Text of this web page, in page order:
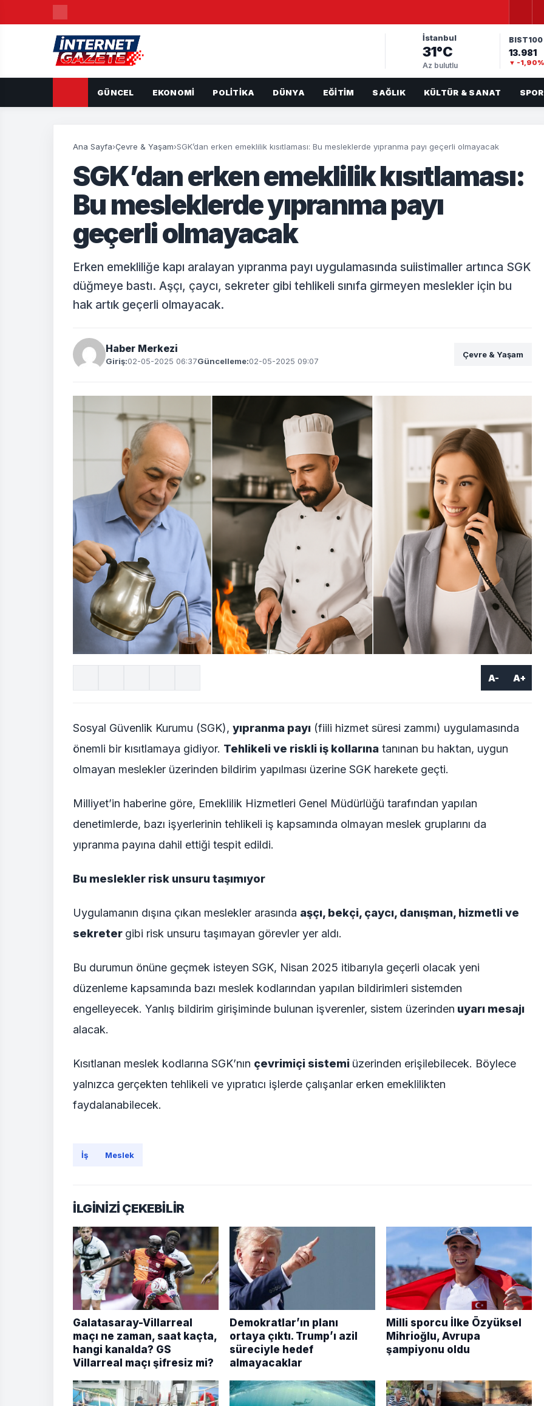
İstanbul
31°C
Az bulutlu
BIST100
13.981
▼ -1,90%
GÜNCEL EKONOMI POLITIKA DÜNYA EĞITIM SAĞLIK KÜLTÜR & SANAT SPOR
Ana Sayfa›Çevre & Yaşam›SGK’dan erken emeklilik kısıtlaması: Bu mesleklerde yıpranma payı geçerli olmayacak
SGK’dan erken emeklilik kısıtlaması:
Bu mesleklerde yıpranma payı
geçerli olmayacak
Erken emekliliğe kapı aralayan yıpranma payı uygulamasında suiistimaller artınca SGK
düğmeye bastı. Aşçı, çaycı, sekreter gibi tehlikeli sınıfa girmeyen meslekler için bu
hak artık geçerli olmayacak.
Haber Merkezi
Giriş:02-05-2025 06:37Güncelleme:02-05-2025 09:07
Çevre & Yaşam
A- A+
Sosyal Güvenlik Kurumu (SGK), yıpranma payı (fiili hizmet süresi zammı) uygulamasında
önemli bir kısıtlamaya gidiyor. Tehlikeli ve riskli iş kollarına tanınan bu haktan, uygun
olmayan meslekler üzerinden bildirim yapılması üzerine SGK harekete geçti.
Milliyet’in haberine göre, Emeklilik Hizmetleri Genel Müdürlüğü tarafından yapılan
denetimlerde, bazı işyerlerinin tehlikeli iş kapsamında olmayan meslek gruplarını da
yıpranma payına dahil ettiği tespit edildi.
Bu meslekler risk unsuru taşımıyor
Uygulamanın dışına çıkan meslekler arasında aşçı, bekçi, çaycı, danışman, hizmetli ve
sekreter gibi risk unsuru taşımayan görevler yer aldı.
Bu durumun önüne geçmek isteyen SGK, Nisan 2025 itibarıyla geçerli olacak yeni
düzenleme kapsamında bazı meslek kodlarından yapılan bildirimleri sistemden
engelleyecek. Yanlış bildirim girişiminde bulunan işverenler, sistem üzerinden uyarı mesajı
alacak.
Kısıtlanan meslek kodlarına SGK’nın çevrimiçi sistemi üzerinden erişilebilecek. Böylece
yalnızca gerçekten tehlikeli ve yıpratıcı işlerde çalışanlar erken emeklilikten
faydalanabilecek.
İş Meslek
İLGİNİZİ ÇEKEBİLİR
Galatasaray-Villarreal
maçı ne zaman, saat kaçta,
hangi kanalda? GS
Villarreal maçı şifresiz mi?
Demokratlar’ın planı
ortaya çıktı. Trump’ı azil
süreciyle hedef
almayacaklar
Milli sporcu İlke Özyüksel
Mihrioğlu, Avrupa
şampiyonu oldu